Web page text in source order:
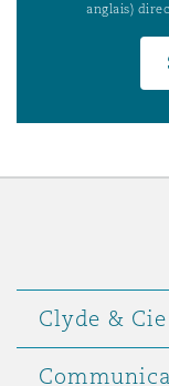
anglais)
Clyde & Cie